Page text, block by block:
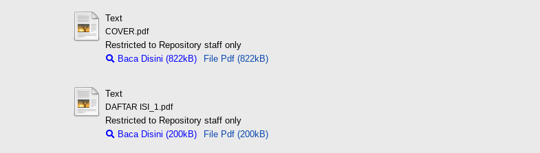
Text
COVER.pdf
Restricted to Repository staff only
Baca Disini (822kB)
File Pdf (822kB)
Text
DAFTAR ISI_1.pdf
Restricted to Repository staff only
Baca Disini (200kB)
File Pdf (200kB)